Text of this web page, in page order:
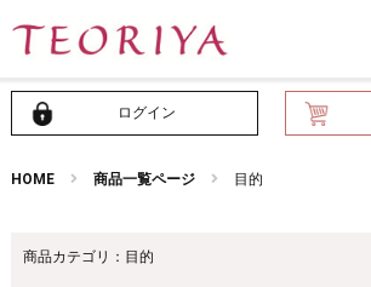
ログイン
HOME 商品一覧ページ 目的
商品カテゴリ：目的